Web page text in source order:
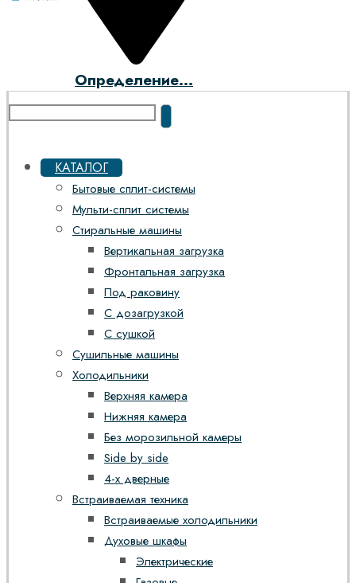
Определение...
КАТАЛОГ
Бытовые сплит-системы
Мульти-сплит системы
Стиральные машины
Вертикальная загрузка
Фронтальная загрузка
Под раковину
С дозагрузкой
С сушкой
Сушильные машины
Холодильники
Верхняя камера
Нижняя камера
Без морозильной камеры
Side by side
4-х дверные
Встраиваемая техника
Встраиваемые холодильники
Духовые шкафы
Электрические